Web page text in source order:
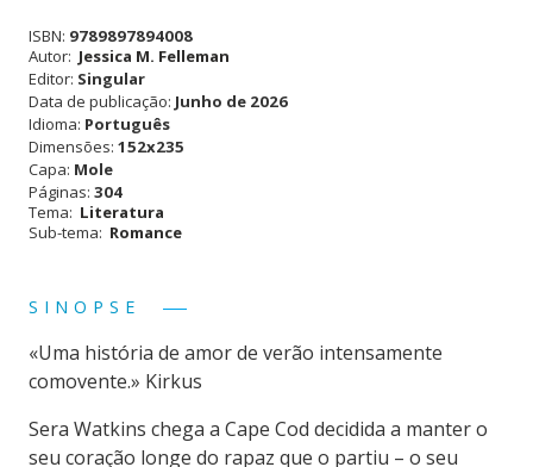
do
Verão
ISBN: 9789897894008
Autor: Jessica M. Felleman
Editor: Singular
Data de publicação: Junho de 2026
Idioma: Português
Dimensões: 152x235
Capa: Mole
Páginas: 304
Tema: Literatura
Sub-tema: Romance
SINOPSE
«Uma história de amor de verão intensamente
comovente.» Kirkus
Sera Watkins chega a Cape Cod decidida a manter o
seu coração longe do rapaz que o partiu – o seu